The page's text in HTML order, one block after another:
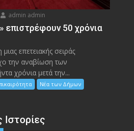
admin admin
επιστρέφουν 50 χρόνια
επετειακής σειράς
την αναβίωση των
χρόνια μετά την...
Νέα των Δήμων